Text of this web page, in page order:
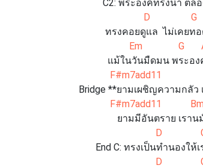
C2: พระองค์ทรงนำ ตลอ
D G
ทรงคอยดูแล ไม่เคยทอด
Em G
แม้ในวันมืดมน พระองค์ท
F#m7add11
Bridge **ยามเผชิญความกลัว
F#m7add11
ยามมีอันตราย เรานมัสก
D G
End C: ทรงเป็นทำนองให้เ
D G